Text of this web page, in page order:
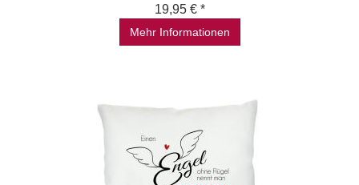
19,95 € *
Mehr Informationen